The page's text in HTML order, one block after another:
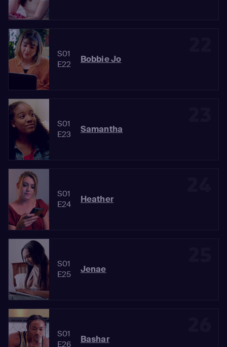
S01
E22
Bobbie Jo
S01
E23
Samantha
S01
E24
Heather
S01
E25
Jenae
S01
E26
Bashar